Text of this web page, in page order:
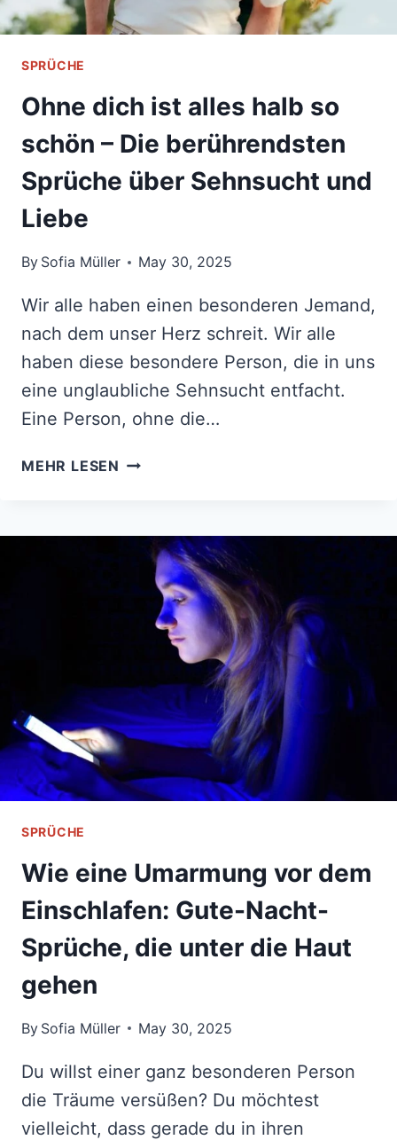
SPRÜCHE
Ohne dich ist alles halb so
schön – Die berührendsten
Sprüche über Sehnsucht und
Liebe
By Sofia Müller May 30, 2025
Wir alle haben einen besonderen Jemand,
nach dem unser Herz schreit. Wir alle
haben diese besondere Person, die in uns
eine unglaubliche Sehnsucht entfacht.
Eine Person, ohne die…
MEHR LESEN OHNE
HALB
SCHÖN
BERÜHRENDSTEN
SPRÜCHE
ÜBER
SEHNSUCHT
UND
LIEBE
SPRÜCHE
Wie eine Umarmung vor dem
Einschlafen: Gute-Nacht-
Sprüche, die unter die Haut
gehen
By Sofia Müller May 30, 2025
Du willst einer ganz besonderen Person
die Träume versüßen? Du möchtest
vielleicht, dass gerade du in ihren